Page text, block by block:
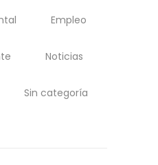
Empleo
Noticias
Sin categoría